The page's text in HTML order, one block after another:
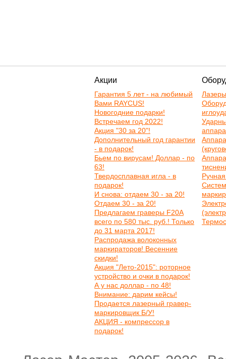
Акции
Гарантия 5 лет - на любимый
Вами RAYCUS!
Новогодние подарки!
Встречаем год 2022!
Акция "30 за 20"!
Дополнительный год гарантии
- в подарок!
Бьем по вирусам! Доллар - по
63!
Твердосплавная игла - в
подарок!
И снова: отдаем 30 - за 20!
Отдаем 30 - за 20!
Предлагаем граверы F20A
всего по 580 тыс. руб.! Только
до 31 марта 2017!
Распродажа волоконных
маркираторов! Весенние
скидки!
Акция "Лето-2015": роторное
устройство и очки в подарок!
А у нас доллар - по 48!
Внимание: дарим кейсы!
Продается лазерный гравер-
маркировщик Б/У!
АКЦИЯ - компрессор в
подарок!
Лазеры